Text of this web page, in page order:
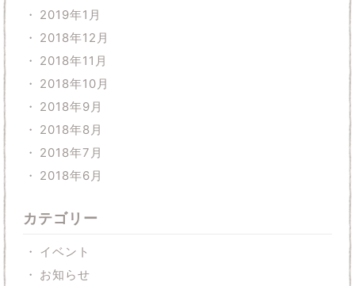
2019年1月
2018年12月
2018年11月
2018年10月
2018年9月
2018年8月
2018年7月
2018年6月
カテゴリー
イベント
お知らせ